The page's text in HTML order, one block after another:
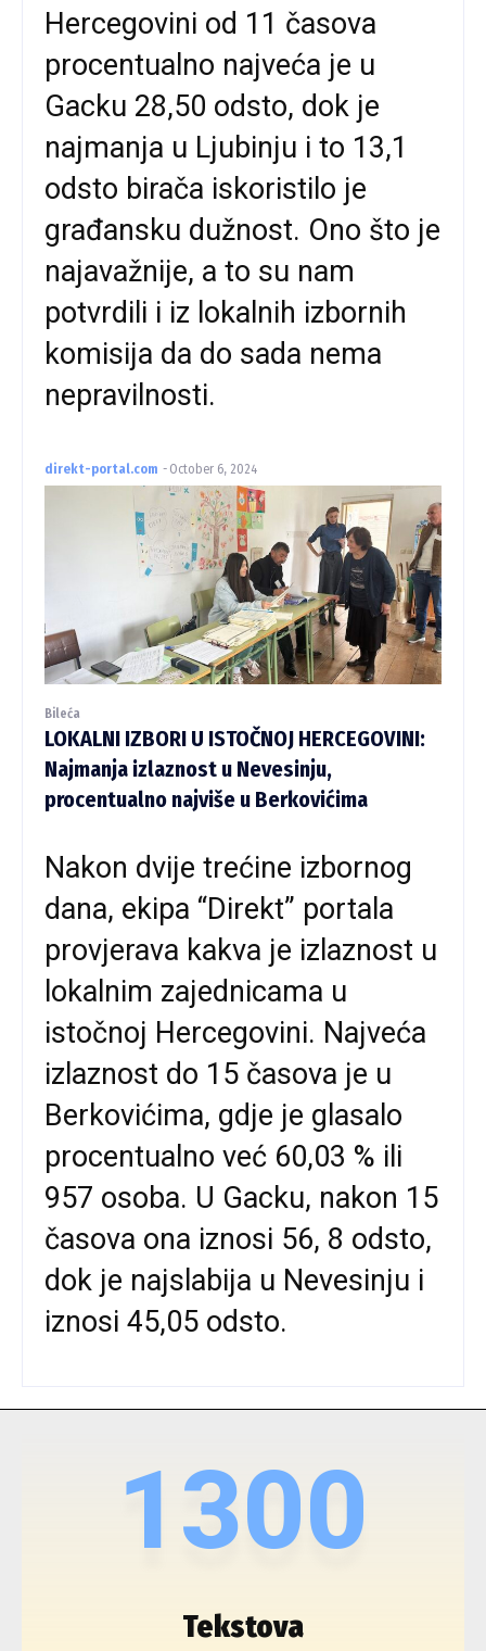
Hercegovini od 11 časova
procentualno najveća je u
Gacku 28,50 odsto, dok je
najmanja u Ljubinju i to 13,1
odsto birača iskoristilo je
građansku dužnost. Ono što je
najavažnije, a to su nam
potvrdili i iz lokalnih izbornih
komisija da do sada nema
nepravilnosti.
direkt-portal.com - October 6, 2024
Bileća
LOKALNI IZBORI U ISTOČNOJ HERCEGOVINI:
Najmanja izlaznost u Nevesinju,
procentualno najviše u Berkovićima
Nakon dvije trećine izbornog
dana, ekipa “Direkt” portala
provjerava kakva je izlaznost u
lokalnim zajednicama u
istočnoj Hercegovini. Najveća
izlaznost do 15 časova je u
Berkovićima, gdje je glasalo
procentualno već 60,03 % ili
957 osoba. U Gacku, nakon 15
časova ona iznosi 56, 8 odsto,
dok je najslabija u Nevesinju i
iznosi 45,05 odsto.
1300
Tekstova